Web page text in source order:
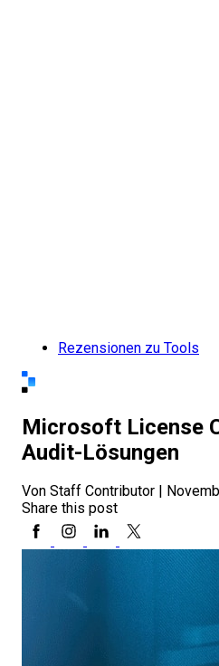
Rezensionen zu Tools
Microsoft License
Audit-Lösungen
Von Staff Contributor
Share this post